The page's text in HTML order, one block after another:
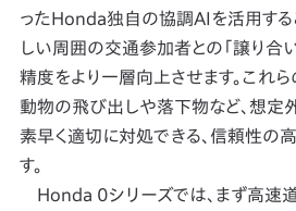
ったHonda独自の協調AIを活用する
しい周囲の交通参加者との「譲り合
精度をより一層向上させます。これ
動物の飛び出しや落下物など、想定
素早く適切に対処できる、信頼性の
す。
Honda 0シリーズでは、まず高速